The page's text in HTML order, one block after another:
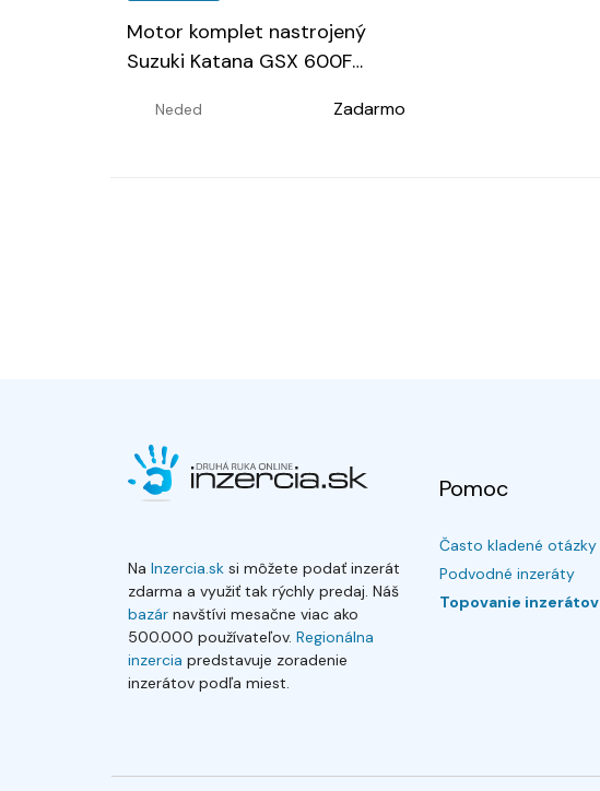
Motor komplet nastrojený
Suzuki Katana GSX 600F…
Neded Zadarmo
Na Inzercia.sk si môžete podať inzerát
zdarma a využiť tak rýchly predaj. Náš
bazár navštívi mesačne viac ako
500.000 používateľov. Regionálna
inzercia predstavuje zoradenie
inzerátov podľa miest.
Pomoc
Často kladené otázky
Podvodné inzeráty
Topovanie inzerátov